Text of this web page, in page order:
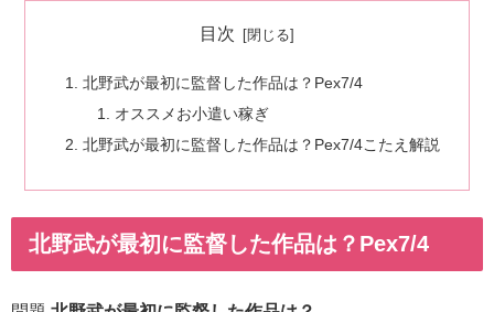
目次
北野武が最初に監督した作品は？Pex7/4
オススメお小遣い稼ぎ
北野武が最初に監督した作品は？Pex7/4こたえ解説
北野武が最初に監督した作品は？Pex7/4